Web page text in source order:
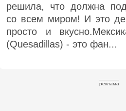
решила, что должна
со всем миром! И это
просто и
(Quesadillas) - это фан...
реклама